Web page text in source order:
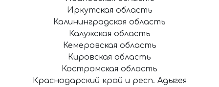
Иркутская область
Калининградская область
Калужская область
Кемеровская область
Кировская область
Костромская область
Краснодарский край и респ. Адыгея